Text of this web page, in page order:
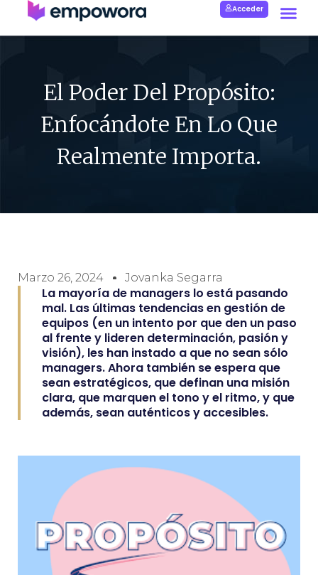
Acceder
El Poder Del Propósito:
Enfocándote En Lo Que
Realmente Importa.
Marzo 26, 2024 Jovanka Segarra
La mayoría de managers lo está pasando
mal. Las últimas tendencias en gestión de
equipos (en un intento por que den un paso
al frente y lideren determinación, pasión y
visión), les han instado a que no sean sólo
managers. Ahora también se espera que
sean estratégicos, que definan una misión
clara, que marquen el tono y el ritmo, y que
además, sean auténticos y accesibles.